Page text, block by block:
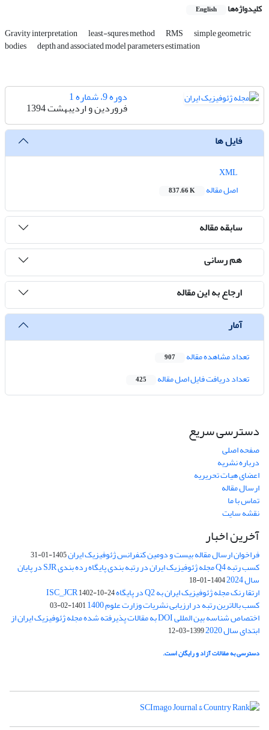
کلیدواژه‌ها English
Gravity interpretation least-squres method RMS simple geometric
bodies depth and associated model parameters estimation
دوره 9، شماره 1
فروردین و اردیبهشت 1394
فایل ها
اصل مقاله
837.66 K
سابقه مقاله
هم رسانی
ارجاع به این مقاله
آمار
تعداد مشاهده مقاله 907
تعداد دریافت فایل اصل مقاله 425
دسترسی سریع
صفحه اصلی
درباره نشریه
اعضای هیات تحریریه
ارسال مقاله
تماس با ما
نقشه سایت
آخرین اخبار
فراخوان ارسال مقاله بیست و دومین کنفرانس ژئوفیزیک ایران1405-01-31
کسب رتبه Q4 مجله ژئوفیزیک ایران در رتبه بندی پایگاه رده بندی SJR در پایان
سال 2024 1404-01-18
ارتقا رنک مجله ژئوفیزیک ایران به Q2 در پایگاه ISC_JCR 1402-10-24
کسب بالاترین رتبه در ارزیابی نشریات وزارت علوم 1400 1401-02-03
اختصاص شناسه بین المللی DOI به مقالات پذیرفته شده مجله ژئوفیزیک ایران از
ابتدای سال 2020 1399-03-12
دسترسی به مقالات آزاد و رایگان است.